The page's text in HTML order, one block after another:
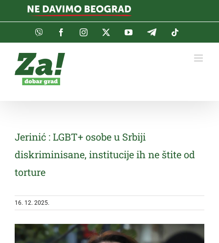
Viber FacebookInstagramTwitterYouTubeTelegram
Jerinić : LGBT+ osobe u Srbiji
diskriminisane, institucije ih ne štite od
torture
16. 12. 2025.